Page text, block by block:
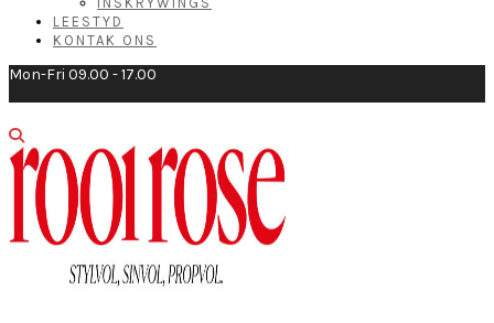
LEESTYD
KONTAK ONS
Mon-Fri 09.00 - 17.00